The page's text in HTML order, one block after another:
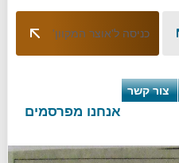
כניסה ל'אוצר המקוון'
צור קשר
אנחנו מפרסמים